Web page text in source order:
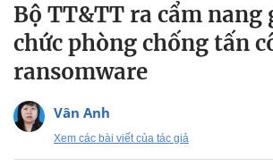
Bộ TT&TT ra cẩm nang
chức phòng chống tấn
ransomware
Vân Anh
Xem các bài viết của tác giả